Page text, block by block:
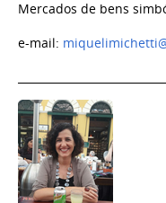
Mercados de bens
e-mail: